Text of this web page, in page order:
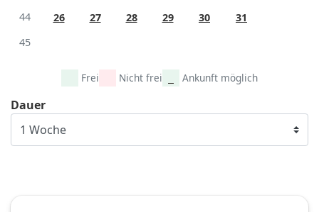
44
26 27 28 29 30
31
45
Frei Nicht frei Ankunft möglich
Dauer